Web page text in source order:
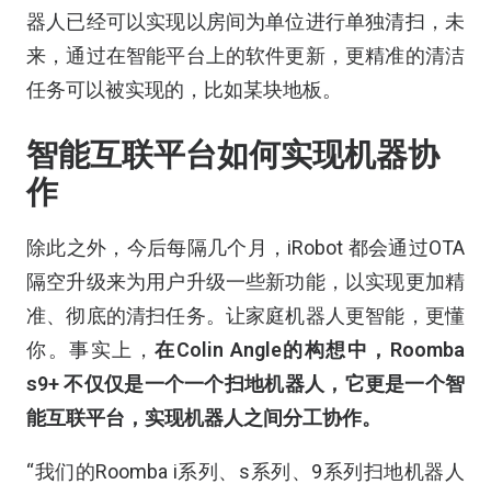
器人已经可以实现以房间为单位进行单独清扫，未
来，通过在智能平台上的软件更新，更精准的清洁
任务可以被实现的，比如某块地板。
智能互联平台如何实现机器协
作
除此之外，今后每隔几个月，iRobot 都会通过OTA
隔空升级来为用户升级一些新功能，以实现更加精
准、彻底的清扫任务。让家庭机器人更智能，更懂
你。事实上，在Colin Angle的构想中，Roomba
s9+ 不仅仅是一个一个扫地机器人，它更是一个智
能互联平台，实现机器人之间分工协作。
“我们的Roomba i系列、s系列、9系列扫地机器人